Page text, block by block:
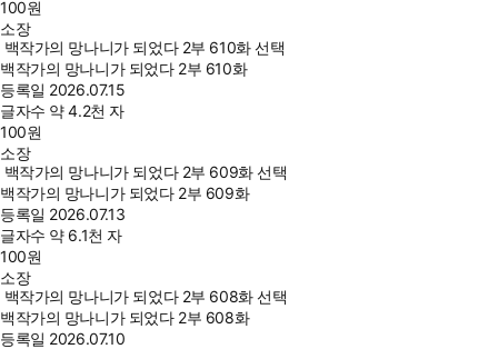
100원
소장
백작가의 망나니가 되었다 2부 610화 선택
백작가의 망나니가 되었다 2부 610화
등록일 2026.07.15
글자수 약 4.2천 자
100원
소장
백작가의 망나니가 되었다 2부 609화 선택
백작가의 망나니가 되었다 2부 609화
등록일 2026.07.13
글자수 약 6.1천 자
100원
소장
백작가의 망나니가 되었다 2부 608화 선택
백작가의 망나니가 되었다 2부 608화
등록일 2026.07.10